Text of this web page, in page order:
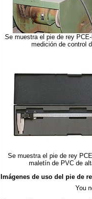
Se muestra el pie de rey
medición de control
Se muestra el pie de rey
maletín de PVC de
Imágenes de uso del pie de
You